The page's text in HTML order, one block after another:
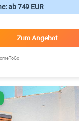
ab 749 EUR
Zum Angebot